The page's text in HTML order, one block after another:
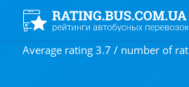
Average rating 3.7 / number of